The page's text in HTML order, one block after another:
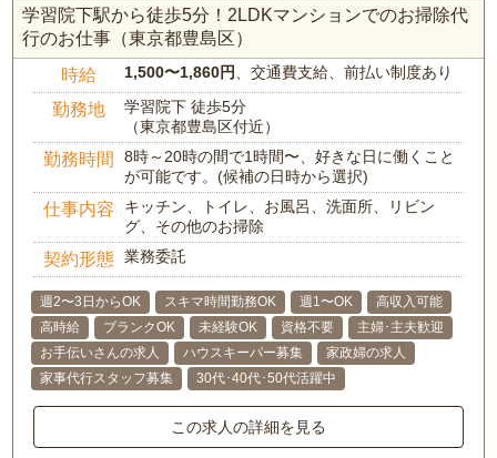
学習院下駅から徒歩5分！2LDKマンションでのお掃除代
行のお仕事（東京都豊島区）
時給 1,500〜1,860円 、交通費支給、前払い制度あり
勤務地
学習院下 徒歩5分
（東京都豊島区付近）
勤務時間
8時～20時の間で1時間〜、好きな日に働くこと
が可能です。(候補の日時から選択)
仕事内容
キッチン、トイレ、お風呂、洗面所、リビン
グ、その他のお掃除
契約形態 業務委託
週2〜3日からOK スキマ時間勤務OK 週1〜OK
高収入可能
高時給
ブランクOK 未経験OK 資格不要
主婦･主夫歓迎
お手伝いさんの求人
ハウスキーパー募集
家政婦の求人
家事代行スタッフ募集
30代･40代･50代活躍中
この求人の詳細を見る